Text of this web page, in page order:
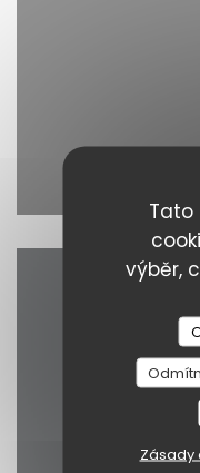
Tato
výběr,
Zásady
11 rue